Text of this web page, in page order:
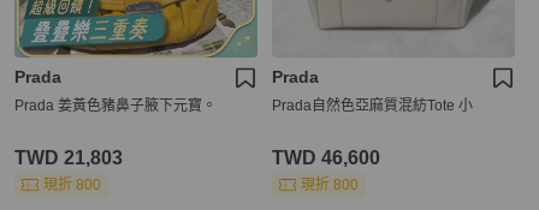
Prada
Prada 姜黃色豬鼻子腋下元寶。
TWD 21,803
現折 800
Prada
Prada自然色亞麻質混紡Tote 小
TWD 46,600
現折 800